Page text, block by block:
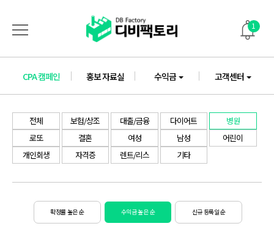
1
CPA 캠페인 홍보 자료실 수익금 고객센터
전체 보험/상조 대출/금융 다이어트
병원
로또
결혼 여성 남성
어린이
개인회생
자격증 렌트/리스 기타
확정률 높은 순 수익금 높은 순 신규 등록일 순